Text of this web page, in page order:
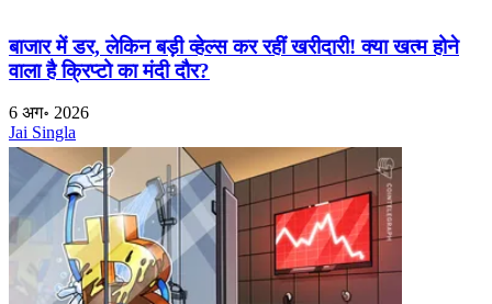
बाजार में डर, लेकिन बड़ी व्हेल्स कर रहीं खरीदारी! क्या खत्म होने
वाला है क्रिप्टो का मंदी दौर?
6 अग॰ 2026
Jai Singla